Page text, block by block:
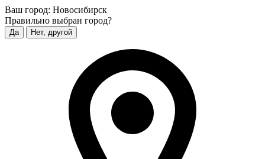
Ваш город: Новосибирск
Правильно выбран город?
Да Нет, другой